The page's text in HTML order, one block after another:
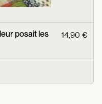
posait les
14,90 €